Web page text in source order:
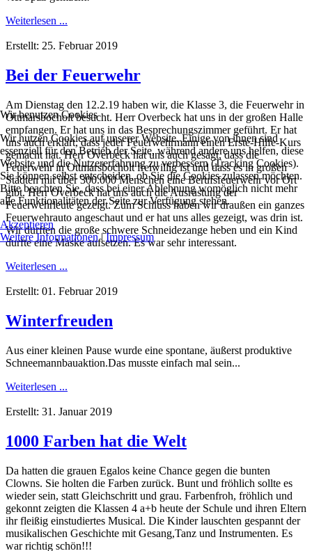
Weiterlesen ...
Erstellt: 25. Februar 2019
Bei der Feuerwehr
Am Dienstag den 12.2.19 haben wir, die Klasse 3, die Feuerwehr in
Ottmarsbocholt besucht. Herr Overbeck hat uns in der großen Halle
empfangen. Er hat uns in das Besprechungszimmer geführt. Er hat
uns auch erklärt, dass jeder Feuerwehrmann einen Erste-Hilfe-Kurs
gemacht hat. Herr Overbeck hat uns auch gesagt, dass die
Feuerwehr in Ottmarsbocholt freiwillig ist und dass es in großen
Städten mit über 300.000 Menschen eine Berufsfeuerwehr vor Ort
gibt. Herr Overbeck hat uns auch die Ausrüstung der
Feuerwehrleute gezeigt. Zum Schluss haben wir draußen ein ganzes
Feuerwehrauto angeschaut und er hat uns alles gezeigt, was drin ist.
Wir durften die große schwere Schneidezange heben und ein Kind
durfte eine Maske aufsetzen. Es war sehr interessant.
Weiterlesen ...
Erstellt: 01. Februar 2019
Winterfreuden
Aus einer kleinen Pause wurde eine spontane, äußerst produktive
Schneemannbauaktion.Das musste einfach mal sein...
Weiterlesen ...
Erstellt: 31. Januar 2019
1000 Farben hat die Welt
Da hatten die grauen Egalos keine Chance gegen die bunten
Clowns. Sie holten die Farben zurück. Bunt und fröhlich sollte es
wieder sein, statt Gleichschritt und grau. Farbenfroh, fröhlich und
gekonnt zeigten die Klassen 4 a+b heute der Schule und ihren Eltern
ihr fleißig einstudiertes Musical. Die Kinder lauschten gespannt der
musikalischen Geschichte mit Gesang,Tanz und Instrumenten. Es
war richtig schön!!!
Wir benutzen Cookies
Wir nutzen Cookies auf unserer Website. Einige von ihnen sind
essenziell für den Betrieb der Seite, während andere uns helfen, diese
Website und die Nutzererfahrung zu verbessern (Tracking Cookies).
Sie können selbst entscheiden, ob Sie die Cookies zulassen möchten.
Bitte beachten Sie, dass bei einer Ablehnung womöglich nicht mehr
alle Funktionalitäten der Seite zur Verfügung stehen.
Akzeptieren
Weitere Informationen|Impressum